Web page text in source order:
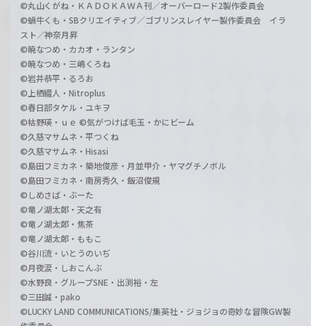
©丸山くがね・ＫＡＤＯＫＡＷＡ刊／オーバーロード2製作委員会
©蝸牛くも・SBクリエイティブ／ゴブリンスレイヤー製作委員会 イラ
スト／神奈月昇
©暁なつめ・カカオ・ランタン
©暁なつめ・三嶋くろね
©岩井恭平・るろお
©上栖綴人・Nitroplus
©春日部タケル・ユキヲ
©枯野瑛・ｕｅ ©気がつけば毛玉・かにビーム
©久慈マサムネ・平つくね
©久慈マサムネ・Hisasi
©島田フミカネ・築地俊彦・月並甲介・ヤマグチノボル
©島田フミカネ・南房秀久・飯沼俊規
©しめさば・ぶーた
©竜ノ湖太郎・天之有
©竜ノ湖太郎・焦茶
©竜ノ湖太郎・ももこ
©谷川流・いとうのいぢ
©月夜涙・しおこんぶ
©水野良・グループSNE・出渕裕・左
©三田誠・pako
©LUCKY LAND COMMUNICATIONS/集英社・ジョジョの奇妙な冒険GW製